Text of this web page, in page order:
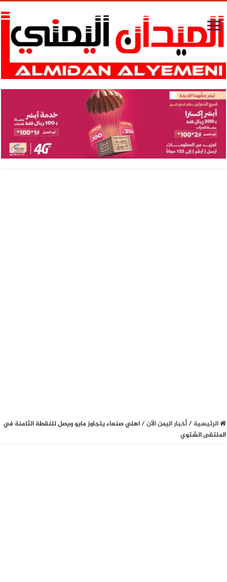
الرئيسية / أخبار اليمن الآن / اهلي صنعاء يتجاوز مايو ويصل للنقطة الثامنة في
الملتقى الشتوي